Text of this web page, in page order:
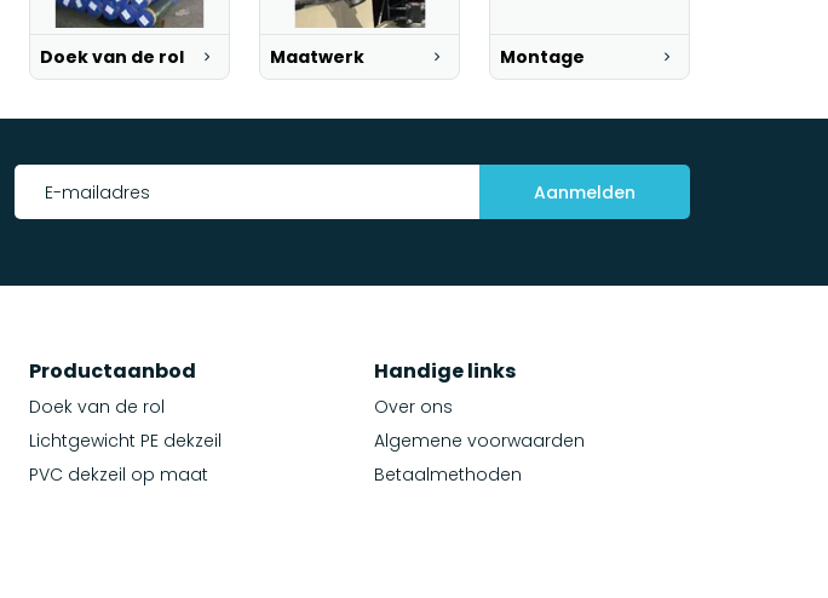
Doek van de rol Maatwerk Montage
Aanmelden
Productaanbod
Doek van de rol
Lichtgewicht PE dekzeil
PVC dekzeil op maat
Handige links
Over ons
Algemene voorwaarden
Betaalmethoden